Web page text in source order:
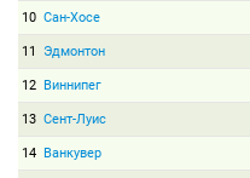
10 Сан-Хосе
11 Эдмонтон
12 Виннипег
13 Сент-Луис
14 Ванкувер